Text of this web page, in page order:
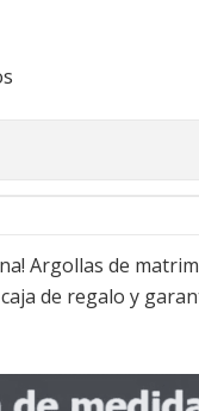
Argollas de
de regalo y